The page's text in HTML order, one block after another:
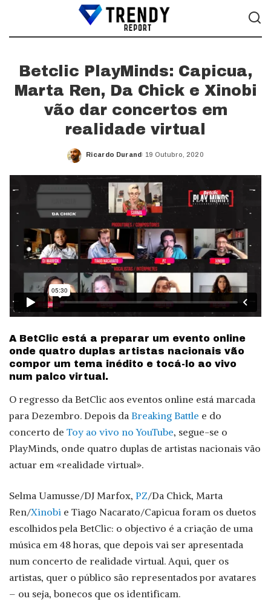
Betclic PlayMinds: Capicua,
Marta Ren, Da Chick e Xinobi
vão dar concertos em
realidade virtual
Posted
Ricardo Durand 19 Outubro, 2020
A BetClic está a preparar um evento online
onde quatro duplas artistas nacionais vão
compor um tema inédito e tocá-lo ao vivo
num palco virtual.
O regresso da BetClic aos eventos online está marcada
para Dezembro. Depois da Breaking Battle e do
concerto de Toy ao vivo no YouTube, segue-se o
PlayMinds, onde quatro duplas de artistas nacionais vão
actuar em «realidade virtual».
Selma Uamusse/DJ Marfox, PZ/Da Chick, Marta
Ren/Xinobi e Tiago Nacarato/Capicua foram os duetos
escolhidos pela BetClic: o objectivo é a criação de uma
música em 48 horas, que depois vai ser apresentada
num concerto de realidade virtual. Aqui, quer os
artistas, quer o público são representados por avatares
– ou seja, bonecos que os identificam.